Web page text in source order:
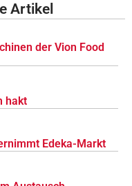
Artikel
der Vion Food
hakt
Edeka-Markt